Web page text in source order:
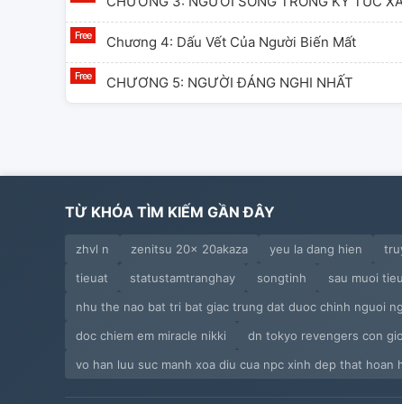
động. ⸻ Có
những ký ức bị
con đường ấy...
Chương 4: Dấu Vết Của Người Biến Mất
CHƯƠNG 5: NGƯỜI ĐÁNG NGHI NHẤT
TỪ KHÓA TÌM KIẾM GẦN ĐÂY
zhvl n zenitsu 20x 20akaza yeu la dang hien
tieuat
statustamtranghay songtinh
sau muoi
nhu the nao bat tri bat giac trung dat duoc chinh nguoi
doc chiem em miracle nikki
dn tokyo revengers con
vo han luu suc manh xoa diu cua npc xinh dep that hoan